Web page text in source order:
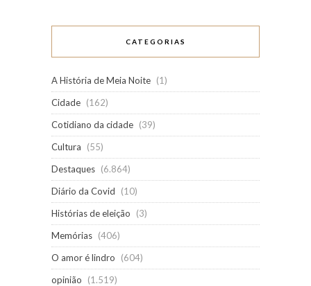
CATEGORIAS
A História de Meia Noite (1)
Cidade (162)
Cotidiano da cidade (39)
Cultura
(55)
Destaques (6.864)
Diário da Covid
(10)
Histórias de eleição
(3)
Memórias (406)
O amor é lindro
(604)
opinião
(1.519)